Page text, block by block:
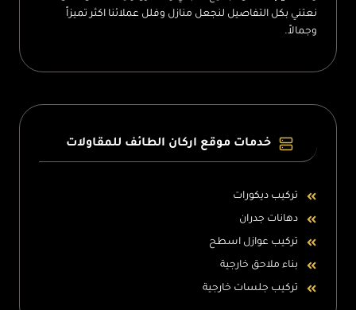
نعتني بكل التفاصيل لنجعل منازل وفلل عملائنا اكثر تميزاً
وجمالاً.
خدمات موقع اركان الطائف للمقاولات
تركيب ديكورات
دهانات جدران
تركيب عوازل اسطح
بناء ملاحق خارجية
تركيب جلسات خارجية